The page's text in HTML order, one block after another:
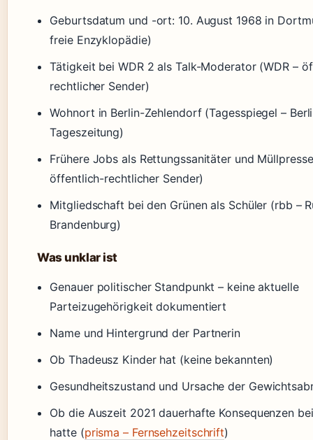
Geburtsdatum und -ort: 10. August 1968 in
freie Enzyklopädie)
Tätigkeit bei WDR 2 als Talk-Moderator (WDR –
rechtlicher Sender)
Wohnort in Berlin-Zehlendorf (Tagesspiegel –
Tageszeitung)
Frühere Jobs als Rettungssanitäter und
öffentlich-rechtlicher Sender)
Mitgliedschaft bei den Grünen als Schüler (rbb –
Brandenburg)
Was unklar ist
Genauer politischer Standpunkt – keine aktuelle
Parteizugehörigkeit dokumentiert
Name und Hintergrund der Partnerin
Ob Thadeusz Kinder hat (keine bekannten)
Gesundheitszustand und Ursache der
Ob die Auszeit 2021 dauerhafte Konsequenzen
hatte (prisma – Fernsehzeitschrift)